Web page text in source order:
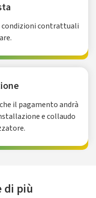
condizioni contrattuali
il pagamento andrà
e collaudo
di più